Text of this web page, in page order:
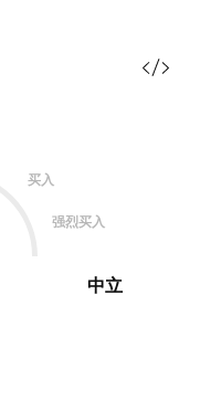
买入
强烈买入
中立